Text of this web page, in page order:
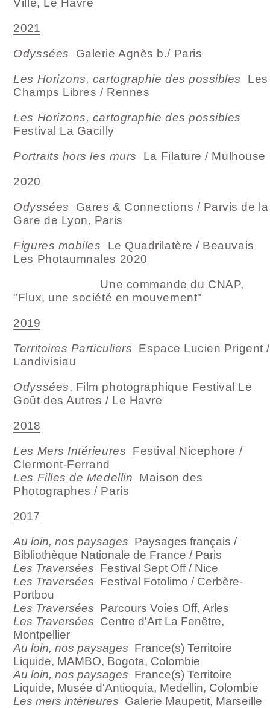
Ville, Le Havre
2021
Odyssées Galerie Agnès b./ Paris
Les Horizons, cartographie des possibles Les
Champs Libres / Rennes
Les Horizons, cartographie des possibles
Festival La Gacilly
Portraits hors les murs
La Filature / Mulhouse
2020
Odyssées Gares & Connections / Parvis de la
Gare de Lyon, Paris
Figures mobiles Le Quadrilatère / Beauvais
Les Photaumnales 2020
Une commande du CNAP,
"Flux, une société en mouvement"
2019
Territoires Particuliers Espace Lucien Prigent /
Landivisiau
Odyssées, Film photographique Festival Le
Goût des Autres / Le Havre
2018
Les Mers Intérieures Festival Nicephore /
Clermont-Ferrand
Les Filles de Medellin Maison des
Photographes / Paris
2017
Au loin, nos paysages Paysages français /
Bibliothèque Nationale de France / Paris
Les Traversées Festival Sept Off / Nice
Les Traversées Festival Fotolimo / Cerbère-
Portbou
Les Traversées Parcours Voies Off, Arles
Les Traversées Centre d'Art La Fenêtre,
Montpellier
Au loin, nos paysages France(s) Territoire
Liquide, MAMBO, Bogota, Colombie
Au loin, nos paysages France(s) Territoire
Liquide, Musée d'Antioquia, Medellin, Colombie
Les mers intérieures Galerie Maupetit, Marseille